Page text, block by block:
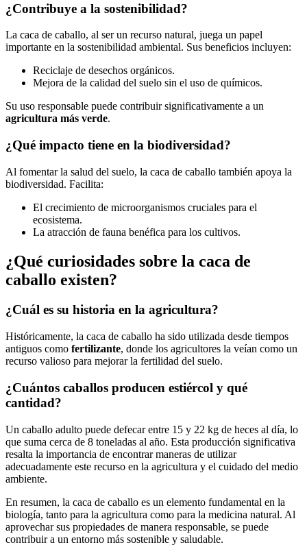
¿Contribuye a la sostenibilidad?
La caca de caballo, al ser un recurso natural, juega un papel
importante en la sostenibilidad ambiental. Sus beneficios incluyen:
Reciclaje de desechos orgánicos.
Mejora de la calidad del suelo sin el uso de químicos.
Su uso responsable puede contribuir significativamente a un
agricultura más verde.
¿Qué impacto tiene en la biodiversidad?
Al fomentar la salud del suelo, la caca de caballo también apoya la
biodiversidad. Facilita:
El crecimiento de microorganismos cruciales para el
ecosistema.
La atracción de fauna benéfica para los cultivos.
¿Qué curiosidades sobre la caca de
caballo existen?
¿Cuál es su historia en la agricultura?
Históricamente, la caca de caballo ha sido utilizada desde tiempos
antiguos como fertilizante, donde los agricultores la veían como un
recurso valioso para mejorar la fertilidad del suelo.
¿Cuántos caballos producen estiércol y qué
cantidad?
Un caballo adulto puede defecar entre 15 y 22 kg de heces al día, lo
que suma cerca de 8 toneladas al año. Esta producción significativa
resalta la importancia de encontrar maneras de utilizar
adecuadamente este recurso en la agricultura y el cuidado del medio
ambiente.
En resumen, la caca de caballo es un elemento fundamental en la
biología, tanto para la agricultura como para la medicina natural. Al
aprovechar sus propiedades de manera responsable, se puede
contribuir a un entorno más sostenible y saludable.